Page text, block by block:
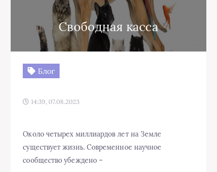
Свободная касса
Блог
14:39, 07.08.2023
Около четырех миллиардов лет на Земле
существует жизнь. Современное научное
сообщество убеждено –